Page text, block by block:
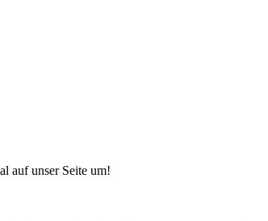
auf unser Seite um!